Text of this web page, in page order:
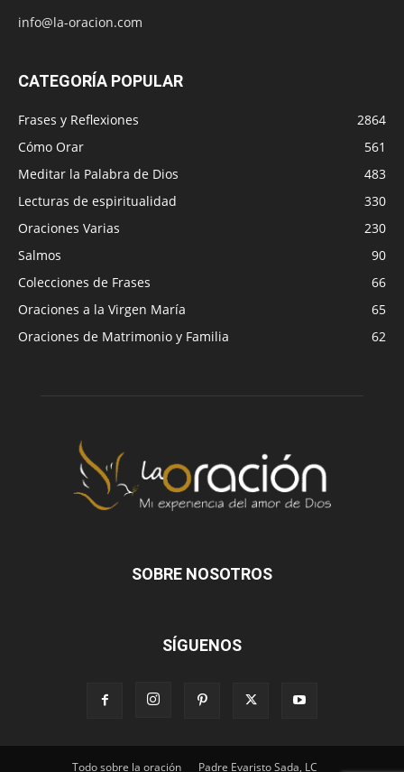
info@la-oracion.com
CATEGORÍA POPULAR
Frases y Reflexiones
2864
Cómo Orar
561
Meditar la Palabra de Dios
483
Lecturas de espiritualidad
330
Oraciones Varias
230
Salmos
90
Colecciones de Frases
66
Oraciones a la Virgen María
65
Oraciones de Matrimonio y Familia
62
SOBRE NOSOTROS
SÍGUENOS
Todo sobre la oración Padre Evaristo Sada, LC